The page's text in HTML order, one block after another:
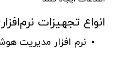
انواع تجهیزات
نرم افزار مدیریت